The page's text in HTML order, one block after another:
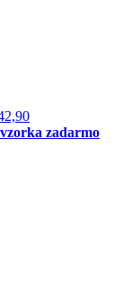
zadarmo